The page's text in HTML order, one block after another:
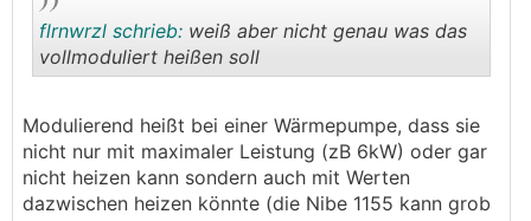
..
flrnwrzl schrieb: weiß aber nicht genau was das
vollmoduliert heißen soll
Modulierend heißt bei einer Wärmepumpe, dass sie
nicht nur mit maximaler Leistung (zB 6kW) oder gar
nicht heizen kann sondern auch mit Werten
dazwischen heizen könnte (die Nibe 1155 kann grob